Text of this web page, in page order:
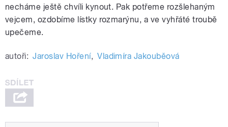
necháme ještě chvíli kynout. Pak potřeme rozšlehaným
vejcem, ozdobíme lístky rozmarýnu, a ve vyhřáté troubě
upečeme.
autoři: Jaroslav Hoření, Vladimíra Jakouběová